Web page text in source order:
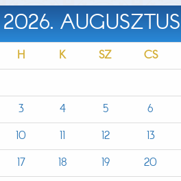
2026. AUGUSZTUS
H K SZ CS
3
4 5 6
10
11 12 13
17
18 19 20